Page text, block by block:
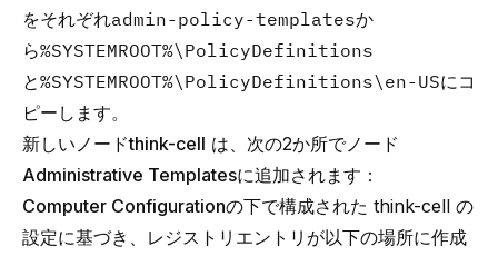
をそれぞれadmin-policy-templatesか
ら%SYSTEMROOT%\PolicyDefinitions
と%SYSTEMROOT%\PolicyDefinitions\en-USにコ
ピーします。
新しいノードthink-cell は、次の2か所でノード
Administrative Templatesに追加されます：
Computer Configurationの下で構成された think-cell の
設定に基づき、レジストリエントリが以下の場所に作成